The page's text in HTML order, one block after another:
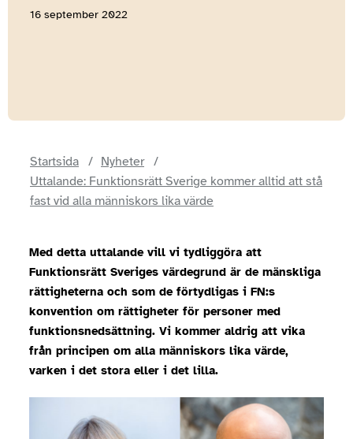
16 september 2022
Startsida
Nyheter
Uttalande: Funktionsrätt Sverige kommer alltid att stå
fast vid alla människors lika värde
Med detta uttalande vill vi tydliggöra att
Funktionsrätt Sveriges värdegrund är de mänskliga
rättigheterna och som de förtydligas i FN:s
konvention om rättigheter för personer med
funktionsnedsättning. Vi kommer aldrig att vika
från principen om alla människors lika värde,
varken i det stora eller i det lilla.